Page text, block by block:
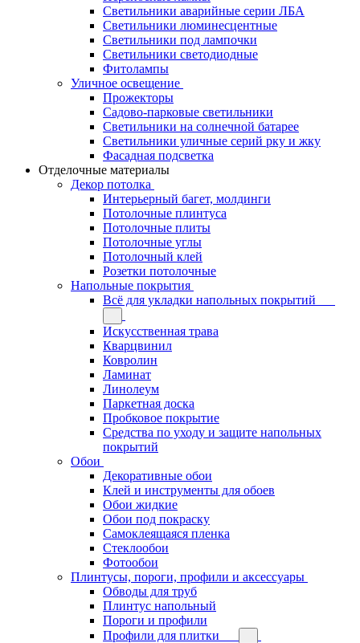
Светильники аварийные серии ЛБА
Светильники люминесцентные
Светильники под лампочки
Светильники светодиодные
Фитолампы
Уличное освещение
Прожекторы
Садово-парковые светильники
Светильники на солнечной батарее
Светильники уличные серий рку и жку
Фасадная подсветка
Отделочные материалы
Декор потолка
Интерьерный багет, молдинги
Потолочные плинтуса
Потолочные плиты
Потолочные углы
Потолочный клей
Розетки потолочные
Напольные покрытия
Всё для укладки напольных покрытий
Искусственная трава
Кварцвинил
Ковролин
Ламинат
Линолеум
Паркетная доска
Пробковое покрытие
Средства по уходу и защите напольных
покрытий
Обои
Декоративные обои
Клей и инструменты для обоев
Обои жидкие
Обои под покраску
Самоклеящаяся пленка
Стеклообои
Фотообои
Плинтусы, пороги, профили и аксессуары
Обводы для труб
Плинтус напольный
Пороги и профили
Профили для плитки